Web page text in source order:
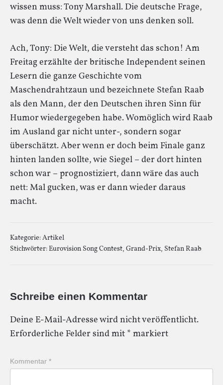
wissen muss: Tony Marshall. Die deutsche Frage,
was denn die Welt wieder von uns denken soll.
Ach, Tony: Die Welt, die versteht das schon! Am
Freitag erzählte der britische Independent seinen
Lesern die ganze Geschichte vom
Maschendrahtzaun und bezeichnete Stefan Raab
als den Mann, der den Deutschen ihren Sinn für
Humor wiedergegeben habe. Womöglich wird Raab
im Ausland gar nicht unter-, sondern sogar
überschätzt. Aber wenn er doch beim Finale ganz
hinten landen sollte, wie Siegel – der dort hinten
schon war – prognostiziert, dann wäre das auch
nett: Mal gucken, was er dann wieder daraus
macht.
Kategorie:Artikel
Stichwörter:Eurovision Song Contest, Grand-Prix, Stefan Raab
Schreibe einen Kommentar
Deine E-Mail-Adresse wird nicht veröffentlicht.
Erforderliche Felder sind mit * markiert
Kommentar *